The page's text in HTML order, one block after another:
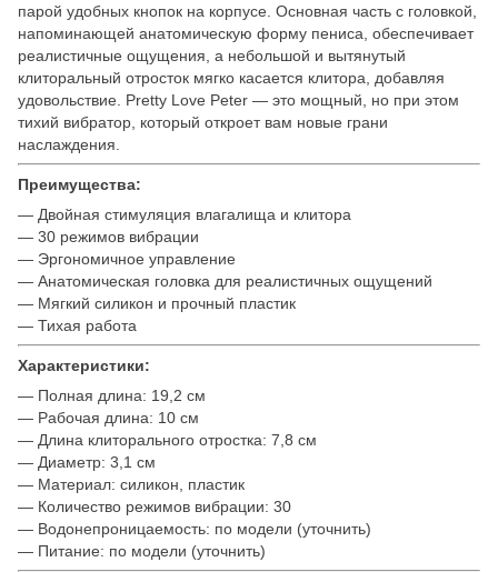
парой удобных кнопок на корпусе. Основная часть с головкой,
напоминающей анатомическую форму пениса, обеспечивает
реалистичные ощущения, а небольшой и вытянутый
клиторальный отросток мягко касается клитора, добавляя
удовольствие. Pretty Love Peter — это мощный, но при этом
тихий вибратор, который откроет вам новые грани
наслаждения.
Преимущества:
— Двойная стимуляция влагалища и клитора
— 30 режимов вибрации
— Эргономичное управление
— Анатомическая головка для реалистичных ощущений
— Мягкий силикон и прочный пластик
— Тихая работа
Характеристики:
— Полная длина: 19,2 см
— Рабочая длина: 10 см
— Длина клиторального отростка: 7,8 см
— Диаметр: 3,1 см
— Материал: силикон, пластик
— Количество режимов вибрации: 30
— Водонепроницаемость: по модели (уточнить)
— Питание: по модели (уточнить)